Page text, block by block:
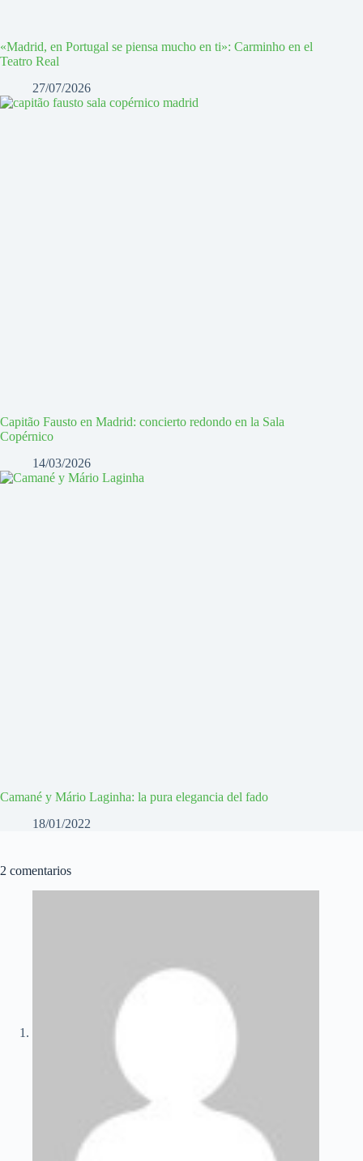
«Madrid, en Portugal se piensa mucho en ti»: Carminho en el
Teatro Real
27/07/2026
Capitão Fausto en Madrid: concierto redondo en la Sala
Copérnico
14/03/2026
Camané y Mário Laginha: la pura elegancia del fado
18/01/2022
2 comentarios